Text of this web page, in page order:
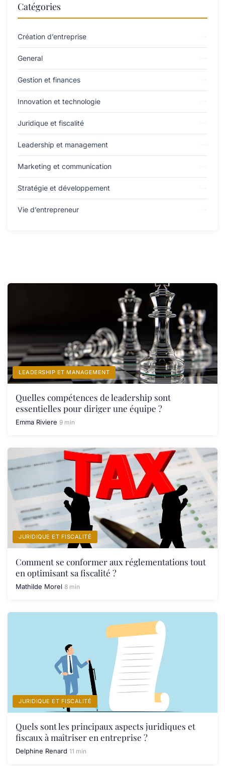
Catégories
Création d’entreprise
General
Gestion et finances
Innovation et technologie
Juridique et fiscalité
Leadership et management
Marketing et communication
Stratégie et développement
Vie d’entrepreneur
LEADERSHIP ET MANAGEMENT
Quelles compétences de leadership sont
essentielles pour diriger une équipe ?
Emma Riviere 9 min
JURIDIQUE ET FISCALITÉ
Comment se conformer aux réglementations tout
en optimisant sa fiscalité ?
Mathilde Morel 8 min
JURIDIQUE ET FISCALITÉ
Quels sont les principaux aspects juridiques et
fiscaux à maîtriser en entreprise ?
Delphine Renard 11 min